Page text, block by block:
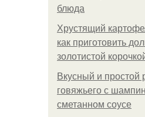
блюда
Хрустящий
как приготовить
золотистой
Вкусный и простой
говяжьего с
сметанном соусе